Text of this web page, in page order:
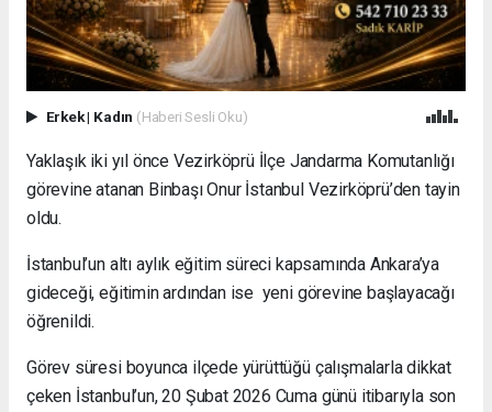
Erkek| Kadın (Haberi Sesli Oku)
Yaklaşık iki yıl önce Vezirköprü İlçe Jandarma Komutanlığı
görevine atanan Binbaşı Onur İstanbul Vezirköprü’den tayin
oldu.
İstanbul’un altı aylık eğitim süreci kapsamında Ankara’ya
gideceği, eğitimin ardından ise yeni görevine başlayacağı
öğrenildi.
Görev süresi boyunca ilçede yürüttüğü çalışmalarla dikkat
çeken İstanbul’un, 20 Şubat 2026 Cuma günü itibarıyla son